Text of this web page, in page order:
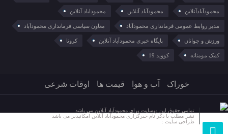
محمودآبادآنلاین محمودآباد آنلاین محموداباد آنلاین
مدیر روابط عمومی فرمانداری محمودآباد معاون سیاسی فرمانداری محمودآباد
ورزش و جوانان پایگاه خبری محمودآباد آنلاین کرونا
کمک مومنانه کووید 19
خوراک آب و هوا قیمت ها اوقات شرعی
تمامی حقوق این وبسایت برای محمودآباد آنلاین می باشد
نشر مطلب با ذکر نام خبرگزاری محمودآباد آنلاین امکانپذیر می باشد
طراحی سایت :